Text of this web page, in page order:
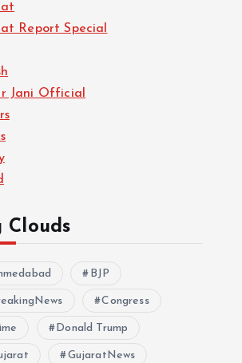
Report Special
Jani Official
Clouds
BJP
Congress
Donald Trump
GujaratNews